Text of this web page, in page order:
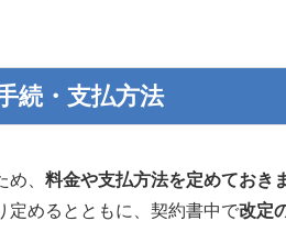
続・支払方法
、 料金や支払方法を定めておき
定めるとともに、契約書中で改定